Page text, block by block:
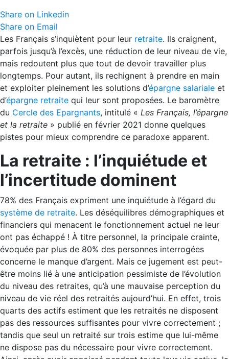
Share on Linkedin
Share on Email
Les Français s’inquiètent pour leur retraite. Ils craignent,
parfois jusqu’à l’excès, une réduction de leur niveau de vie,
mais redoutent plus que tout de devoir travailler plus
longtemps. Pour autant, ils rechignent à prendre en main
et exploiter pleinement les solutions d’épargne salariale et
d’épargne retraite qui leur sont proposées. Le baromètre
du Cercle des Epargnants, intitulé « Les Français, l’épargne
et la retraite » publié en février 2021 donne quelques
pistes pour mieux comprendre ce paradoxe apparent.
La retraite : l’inquiétude et
l’incertitude dominent
78% des Français expriment une inquiétude à l’égard du
système de retraite. Les déséquilibres démographiques et
financiers qui menacent le fonctionnement actuel ne leur
ont pas échappé ! À titre personnel, la principale crainte,
évoquée par plus de 80% des personnes interrogées
concerne le manque d’argent. Mais ce jugement est peut-
être moins lié à une anticipation pessimiste de l’évolution
du niveau des retraites, qu’à une mauvaise perception du
niveau de vie réel des retraités aujourd’hui. En effet, trois
quarts des actifs estiment que les retraités ne disposent
pas des ressources suffisantes pour vivre correctement ;
tandis que seul un retraité sur trois estime que lui-même
ne dispose pas du nécessaire pour vivre correctement.